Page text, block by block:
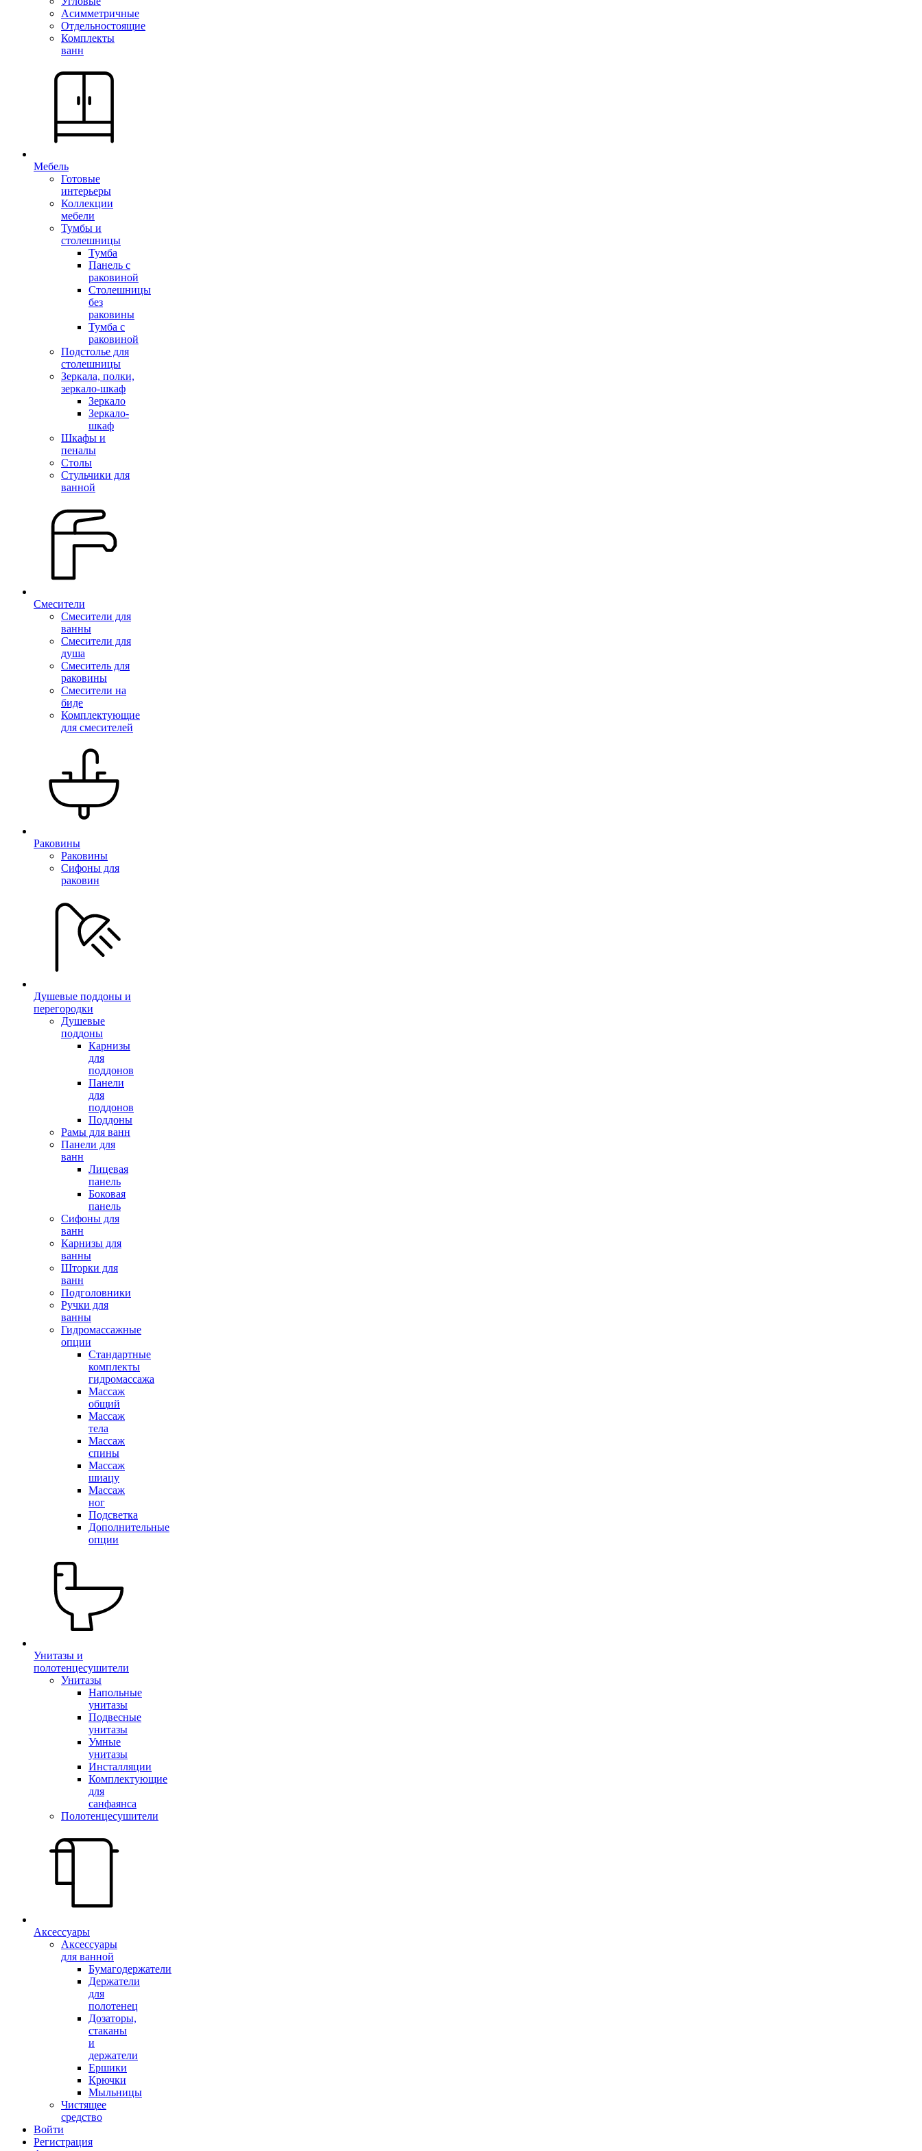
Асимметричные
Отдельностоящие
Комплекты
ванн
Мебель
Готовые
интерьеры
Коллекции
мебели
Тумбы и
столешницы
Тумба
Панель с
раковиной
Столешницы
без
раковины
Тумба с
раковиной
Подстолье для
столешницы
Зеркала, полки,
зеркало-шкаф
Зеркало
Зеркало-
шкаф
Шкафы и
пеналы
Столы
Стульчики для
ванной
Смесители
Смесители для
ванны
Смесители для
душа
Смеситель для
раковины
Смесители на
биде
Комплектующие
для смесителей
Раковины
Раковины
Сифоны для
раковин
Душевые поддоны и
перегородки
Душевые
поддоны
Карнизы
для
поддонов
Панели
для
поддонов
Поддоны
Рамы для ванн
Панели для
ванн
Лицевая
панель
Боковая
панель
Сифоны для
ванн
Карнизы для
ванны
Шторки для
ванн
Подголовники
Ручки для
ванны
Гидромассажные
опции
Стандартные
комплекты
гидромассажа
Массаж
общий
Массаж
тела
Массаж
спины
Массаж
шиацу
Массаж
ног
Подсветка
Дополнительные
опции
Унитазы и
полотенцесушители
Унитазы
Напольные
унитазы
Подвесные
унитазы
Умные
унитазы
Инсталляции
Комплектующие
для
санфаянса
Полотенцесушители
Аксессуары
Аксессуары
для ванной
Бумагодержатели
Держатели
для
полотенец
Дозаторы,
стаканы
и
держатели
Ершики
Крючки
Мыльницы
Чистящее
средство
Войти
Регистрация